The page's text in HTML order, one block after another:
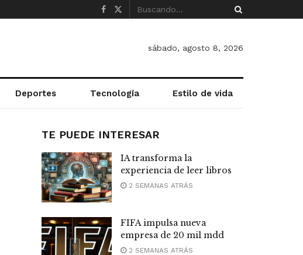
sábado, agosto 8, 2026
Deportes Tecnología Estilo de vida
TE PUEDE INTERESAR
IA transforma la
experiencia de leer libros
2 SEMANAS ATRÁS
FIFA impulsa nueva
empresa de 20 mil mdd
2 SEMANAS ATRÁS